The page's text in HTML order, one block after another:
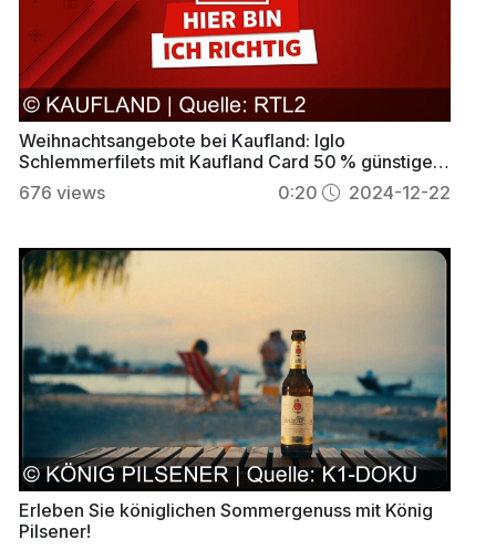
Weihnachtsangebote bei Kaufland: Iglo
Schlemmerfilets mit Kaufland Card 50 % günstiger
sichern
676 views 0:20 2024-12-22
Erleben Sie königlichen Sommergenuss mit König
Pilsener!